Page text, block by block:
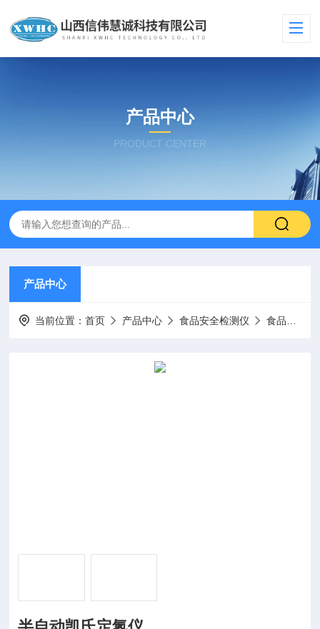
产品中心
PRODUCT CENTER
产品中心
当前位置：首页 产品中心 食品安全检测仪 食品品质检测仪器